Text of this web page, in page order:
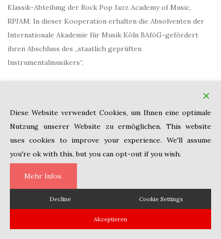
Klassik-Abteilung der Rock Pop Jazz Academy of Music,
RPJAM. In dieser Kooperation erhalten die Absolventen der
Internationale Akademie für Musik Köln BAföG-gefördert
ihren Abschluss des „staatlich geprüften
Instrumentalmusikers“.
Italien werden Studiengänge mit Bachelor- und
Masterabschlüssen angeboten.
Copyright © 2010 Internationale Akademie für Musik Köln Theme von
Diese Website verwendet Cookies, um Ihnen eine optimale
Nutzung unserer Website zu ermöglichen. This website
uses cookies to improve your experience. We'll assume
you're ok with this, but you can opt-out if you wish.
Mehr Infos.
Decline Cookie Settings
Akzeptieren